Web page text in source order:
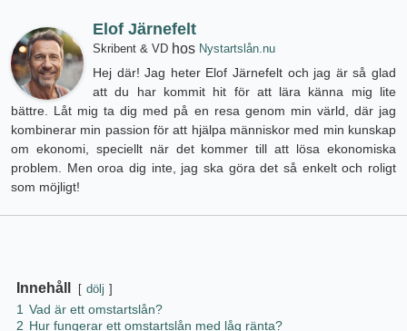
Elof Järnefelt
Skribent & VD hos Nystartslån.nu
Hej där! Jag heter Elof Järnefelt och jag är så glad
att du har kommit hit för att lära känna mig lite
bättre. Låt mig ta dig med på en resa genom min värld, där jag
kombinerar min passion för att hjälpa människor med min kunskap
om ekonomi, speciellt när det kommer till att lösa ekonomiska
problem. Men oroa dig inte, jag ska göra det så enkelt och roligt
som möjligt!
Innehåll dölj
1 Vad är ett omstartslån?
2 Hur fungerar ett omstartslån med låg ränta?